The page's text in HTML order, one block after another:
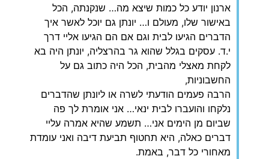
ארנון יודע כל כמות שיצא מה… שנקנתה, הכל
באישור שלו, מעולם ו… יונתן גם יוכל לאשר איך
הדברים הגיעו לבית וגם אם הם הגיעו אליי דרך
י.ד. עסקים בגלל שהוא גר בהרצליה, יונתן היה בא
לקחת מאצלי מהבית, הכל היה כתוב גם על
החשבוניות,
הרבה פעמים הודעתי לשרה או ליונתן שהדברים
נלקחו והועברו לבית ינאי… אני אומרת לך פה
שביום מן הימים אני… תשמע שהיא אמרה עליי
דברים כאלה, היא תחטוף תביעת דיבה ואני עומדת
מאחורי כל דבר, באמת.